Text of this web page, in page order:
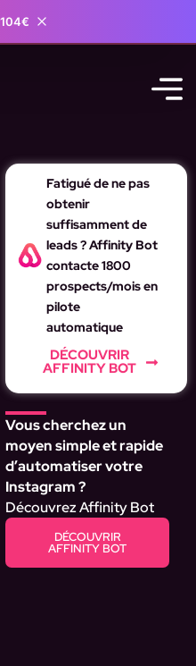
Fatigué de ne pas
obtenir
suffisamment de
leads ? Affinity Bot
contacte 1800
prospects/mois en
pilote
automatique
DÉCOUVRIR
AFFINITY BOT
Vous cherchez un
moyen simple et rapide
d’automatiser votre
Instagram ?
Découvrez Affinity Bot
DÉCOUVRIR
AFFINITY BOT